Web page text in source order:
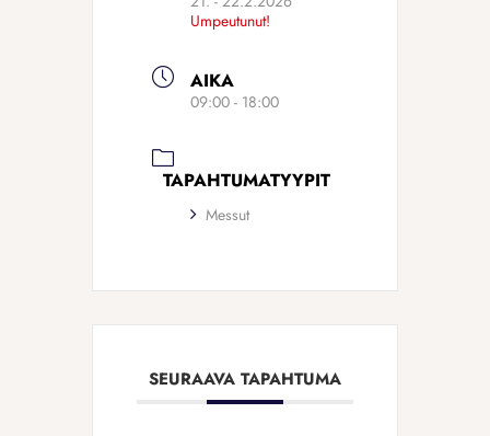
Umpeutunut!
AIKA
09:00 - 18:00
TAPAHTUMATYYPIT
Messut
SEURAAVA TAPAHTUMA